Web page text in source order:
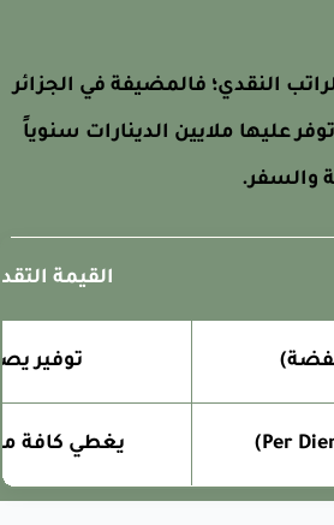
النقدي؛ فالمضيفة في الجزائر
عليها ملايين الدينارات سنوياً
القيمة
توفير يصل لـ
يغطي كافة